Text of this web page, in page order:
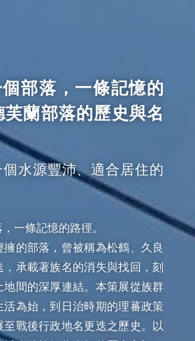
部落，一條記憶的
蘭部落的歷史與名
水源豐沛、適合居住的
一條記憶的路徑。
的部落，曾被稱為松鶴、久良
，承載著族名的消失與找回，刻
地間的深厚連結。本策展從族群
活為始，到日治時期的理蕃政策
戰後行政地名更迭之歷史。以